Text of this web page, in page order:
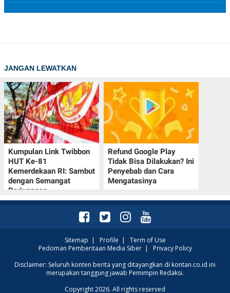
JANGAN LEWATKAN
Kumpulan Link Twibbon
HUT Ke-81
Kemerdekaan RI: Sambut
dengan Semangat
Perjuangan
Refund Google Play
Tidak Bisa Dilakukan? Ini
Penyebab dan Cara
Mengatasinya
Sitemap | Profile | Term of Use
Pedoman Pemberitaan Media Siber| Privacy Policy
Disclaimer: Seluruh konten berita yang ditayangkan di kontan.co.id ini
merupakan tanggung jawab Pemimpin Redaksi.
Copyright 2026. All rights reserved